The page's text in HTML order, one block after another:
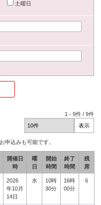
土曜日
1 -9件 /9件
申込みも可能です。
開催日
時
曜
日
開始
時間
終了
時間
残
席
2026
年10月
14日
水
10時
30分
16時
00分
6